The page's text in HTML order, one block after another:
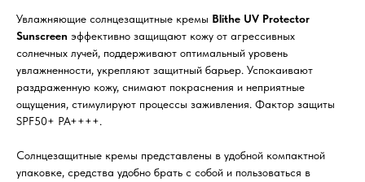
Увлажняющие солнцезащитные кремы Blithe UV Protector
Sunscreen эффективно защищают кожу от агрессивных
солнечных лучей, поддерживают оптимальный уровень
увлажненности, укрепляют защитный барьер. Успокаивают
раздраженную кожу, снимают покраснения и неприятные
ощущения, стимулируют процессы заживления. Фактор защиты
SPF50+ PA++++.
Солнцезащитные кремы представлены в удобной компактной
упаковке, средства удобно брать с собой и пользоваться в